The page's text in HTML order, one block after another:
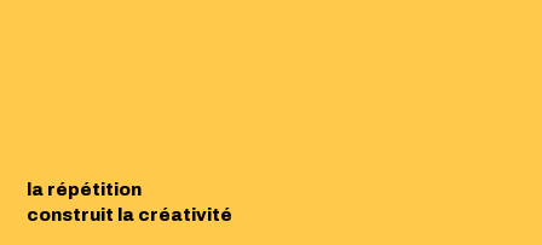
la répétition
construit la créativité